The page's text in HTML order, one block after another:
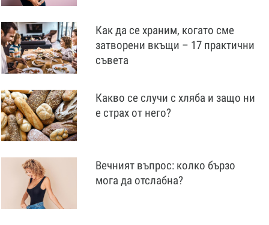
Как да се храним, когато сме
затворени вкъщи – 17 практични
съвета
Какво се случи с хляба и защо ни
е страх от него?
Вечният въпрос: колко бързо
мога да отслабна?